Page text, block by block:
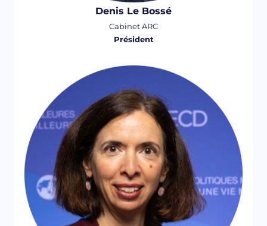
Denis Le Bossé
Cabinet ARC
Président